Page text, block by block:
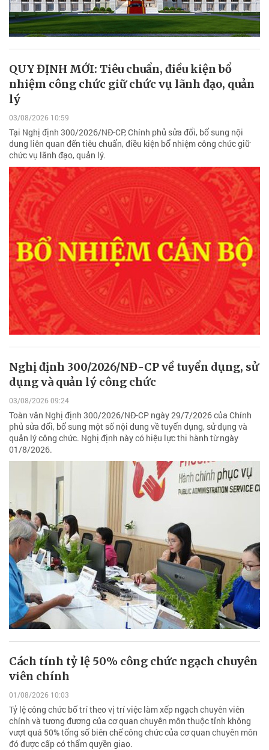
QUY ĐỊNH MỚI: Tiêu chuẩn, điều kiện bổ
nhiệm công chức giữ chức vụ lãnh đạo, quản
lý
03/08/2026 10:59
Tại Nghị định 300/2026/NĐ-CP, Chính phủ sửa đổi, bổ sung nội
dung liên quan đến tiêu chuẩn, điều kiện bổ nhiệm công chức giữ
chức vụ lãnh đạo, quản lý.
Nghị định 300/2026/NĐ-CP về tuyển dụng, sử
dụng và quản lý công chức
03/08/2026 09:24
Toàn văn Nghị định 300/2026/NĐ-CP ngày 29/7/2026 của Chính
phủ sửa đổi, bổ sung một số nội dung về tuyển dụng, sử dụng và
quản lý công chức. Nghị định này có hiệu lực thi hành từ ngày
01/8/2026.
Cách tính tỷ lệ 50% công chức ngạch chuyên
viên chính
01/08/2026 10:03
Tỷ lệ công chức bố trí theo vị trí việc làm xếp ngạch chuyên viên
chính và tương đương của cơ quan chuyên môn thuộc tỉnh không
vượt quá 50% tổng số biên chế công chức của cơ quan chuyên môn
đó được cấp có thẩm quyền giao.